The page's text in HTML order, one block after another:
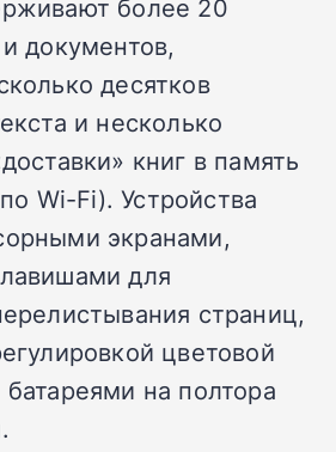
более 20
документов,
десятков
и несколько
книг в память
Wi-Fi). Устройства
экранами,
для
страниц,
цветовой
на полтора